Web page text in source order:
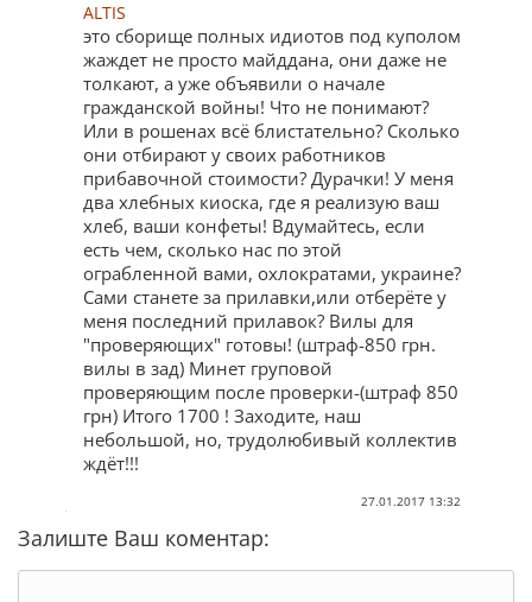
ALTIS
это сборище полных идиотов под куполом
жаждет не просто майддана, они даже не
толкают, а уже объявили о начале
гражданской войны! Что не понимают?
Или в рошенах всё блистательно? Сколько
они отбирают у своих работников
прибавочной стоимости? Дурачки! У меня
два хлебных киоска, где я реализую ваш
хлеб, ваши конфеты! Вдумайтесь, если
есть чем, сколько нас по этой
ограбленной вами, охлократами, украине?
Сами станете за прилавки,или отберёте у
меня последний прилавок? Вилы для
"проверяющих" готовы! (штраф-850 грн.
вилы в зад) Минет груповой
проверяющим после проверки-(штраф 850
грн) Итого 1700 ! Заходите, наш
небольшой, но, трудолюбивый коллектив
ждёт!!!
27.01.2017 13:32
Залиште Ваш коментар: